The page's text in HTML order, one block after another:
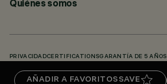
AÑADIR A FAVORITOS SAVE
Quiénes somos
PRIVACIDADCERTIFICATIONSGARANTÍA DE 5 AÑOS
KNOWLEDGE BASE (LOGIN REQUIRED)DOWNLOADS